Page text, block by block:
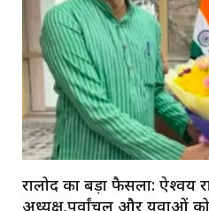
रालोद का बड़ा फैसला: ऐश्वर्य
अध्यक्ष,पूर्वांचल और युवाओं